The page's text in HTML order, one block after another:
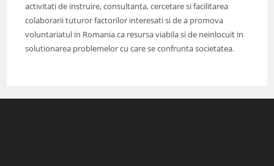
activitati de instruire, consultanta, cercetare si facilitarea
colaborarii tuturor factorilor interesati si de a promova
voluntariatul in Romania ca resursa viabila si de neinlocuit in
solutionarea problemelor cu care se confrunta societatea.